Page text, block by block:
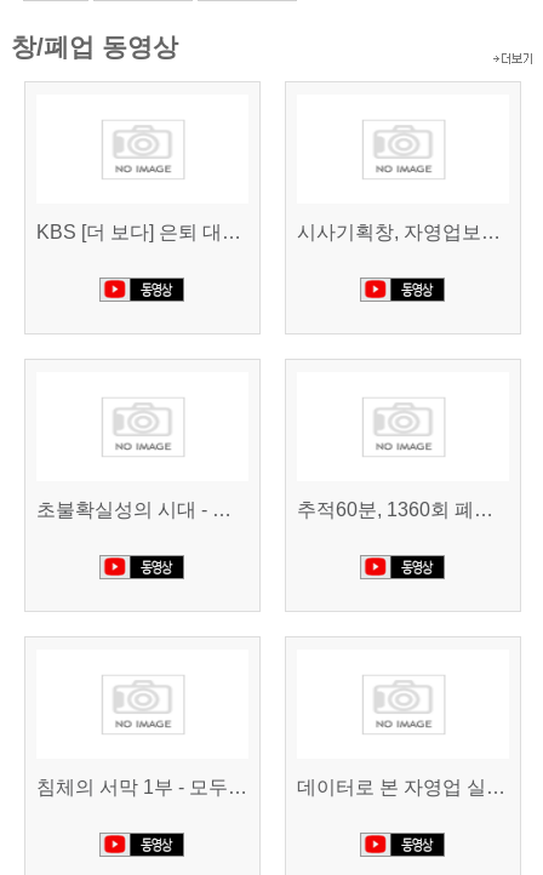
창/폐업 동영상
KBS [더 보다] 은퇴 대신 폐업 시사기획창, 자영업보고서 빚의 굴레 507회 (KBS 25.6.10)
초불확실성의 시대 - 경제를 구하라 494회 (KBS 25.2.11) 추적60분, 1360회 폐업의 시대, 위기의 자영업자
침체의 서막 1부 - 모두가 가난해진다 | 시사직격 신년특집 데이터로 본 자영업 실태 - 매출 '뚝', 장수 업소도 '휘청'